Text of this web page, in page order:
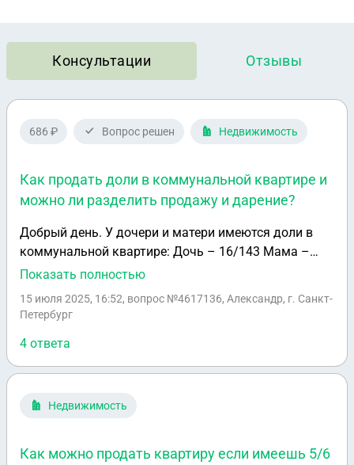
Консультации Отзывы
686 ₽ Вопрос решен Недвижимость
Как продать доли в коммунальной квартире и
можно ли разделить продажу и дарение?
Добрый день. У дочери и матери имеются доли в
коммунальной квартире: Дочь – 16/143 Мама –
15/143 Нужно продать одну комнату, но есть
долей тоже не может продаться т.к. мама стоить на
продать только 15 долей и одну долю подарить
матери. Вопрос заключается в том, чтобы осталось
на очереди. Какие еще есть варианты продажи
Показать полностью
15 июля 2025, 16:52, вопрос №4617136, Александр, г. Санкт-
Петербург
4 ответа
Недвижимость
Как можно продать квартиру если имеешь 5/6